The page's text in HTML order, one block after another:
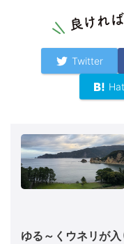
Twitter
ゆる～くウネリが